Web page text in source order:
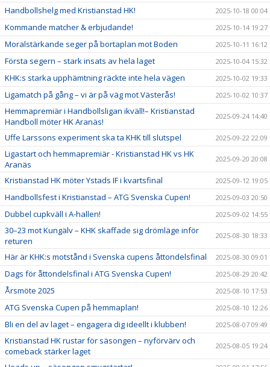
Handbollshelg med Kristianstad HK! 2025-10-18 00:04
Kommande matcher & erbjudande! 2025-10-14 19:27
Moralstärkande seger på bortaplan mot Boden 2025-10-11 16:12
Första segern – stark insats av hela laget 2025-10-04 15:32
KHK:s starka upphämtning räckte inte hela vägen 2025-10-02 19:33
Ligamatch på gång – vi är på väg mot Västerås! 2025-10-02 10:37
Hemmapremiär i Handbollsligan ikväll!– Kristianstad
Handboll möter HK Aranäs!
2025-09-24 14:40
Uffe Larssons experiment ska ta KHK till slutspel 2025-09-22 22:09
Ligastart och hemmapremiär - Kristianstad HK vs HK
Aranäs
2025-09-20 20:08
Kristianstad HK möter Ystads IF i kvartsfinal 2025-09-12 19:05
Handbollsfest i Kristianstad – ATG Svenska Cupen! 2025-09-03 20:50
Dubbel cupkväll i A-hallen! 2025-09-02 14:55
30–23 mot Kungälv – KHK skaffade sig drömläge inför
returen
2025-08-30 18:33
Här är KHK:s motstånd i Svenska cupens åttondelsfinal 2025-08-30 09:01
Dags för åttondelsfinal i ATG Svenska Cupen! 2025-08-29 20:42
Årsmöte 2025 2025-08-10 17:53
ATG Svenska Cupen på hemmaplan! 2025-08-10 12:26
Bli en del av laget – engagera dig ideellt i klubben! 2025-08-07 09:49
Kristianstad HK rustar för säsongen – nyförvärv och
comeback stärker laget
2025-08-05 19:24